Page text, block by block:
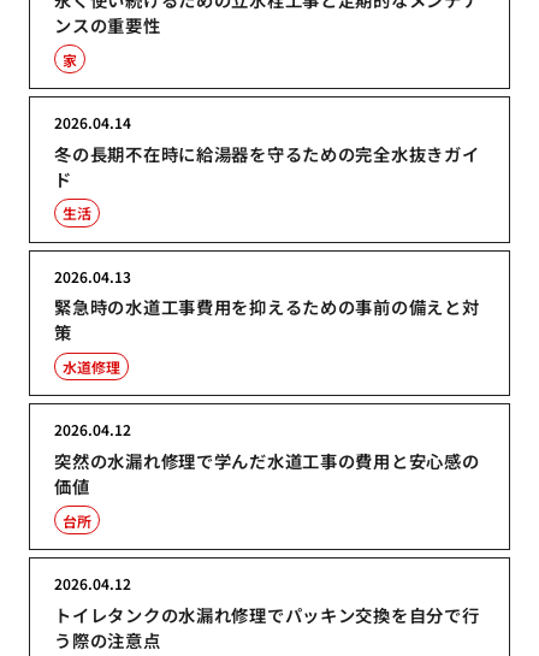
ンスの重要性
家
冬の長期不在時に給湯器を守るための完全水抜きガイ
ド
2026.04.14
生活
緊急時の水道工事費用を抑えるための事前の備えと対
策
2026.04.13
水道修理
突然の水漏れ修理で学んだ水道工事の費用と安心感の
価値
2026.04.12
台所
トイレタンクの水漏れ修理でパッキン交換を自分で行
う際の注意点
2026.04.12